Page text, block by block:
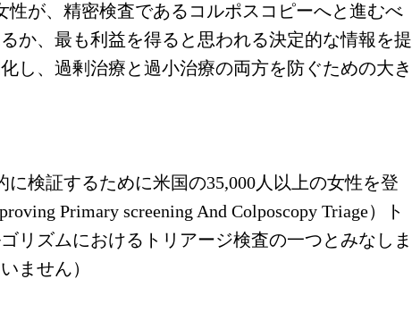
性が、精密検査であるコルポスコピーへと進むべ
か、最も利益を得ると思われる決定的な情報を提
し、過剰治療と過小治療の両方を防ぐための大き
に検証するために米国の35,000人以上の女性を登
Primary screening And Colposcopy Triage）ト
リズムにおけるトリアージ検査の一つとみなしま
ません）